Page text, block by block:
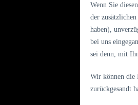
Wenn Sie
der
haben),
bei uns
sei denn, mit
Wir können die
zurückgesandt